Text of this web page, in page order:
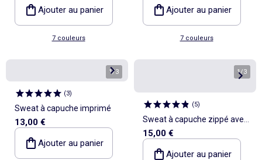
Ajouter au panier
7 couleurs
Ajouter au panier
7 couleurs
1/3
(3)
Sweat à capuche imprimé
13,00 €
Ajouter au panier
1/3
(5)
Sweat à capuche zippé avec
2 poches zippées
15,00 €
Ajouter au panier